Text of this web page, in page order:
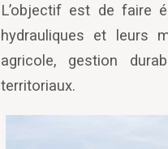
L’objectif est de faire
hydrauliques et leurs
agricole, gestion
territoriaux.